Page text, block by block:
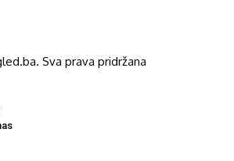
Sva prava pridržana